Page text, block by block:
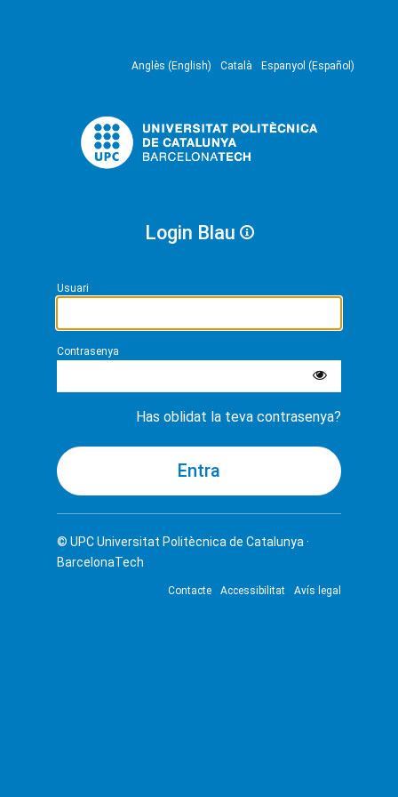
Anglès (English) Català Espanyol (Español)
Login Blau
Usuari
Contrasenya
Has oblidat la teva contrasenya?
© UPCUniversitat Politècnica de Catalunya ·
BarcelonaTech
Contacte Accessibilitat Avís legal